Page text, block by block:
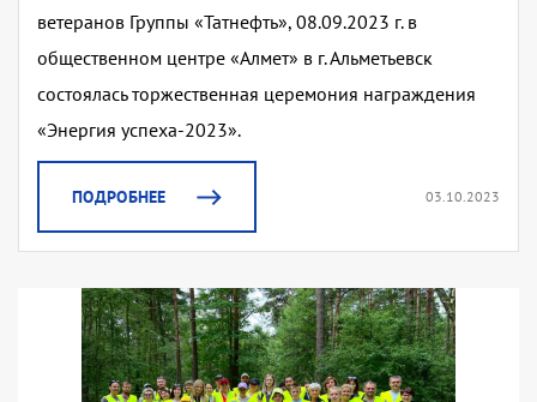
ветеранов Группы «Татнефть», 08.09.2023 г. в
общественном центре «Алмет» в г. Альметьевск
состоялась торжественная церемония награждения
«Энергия успеха-2023».
ПОДРОБНЕЕ 03.10.2023